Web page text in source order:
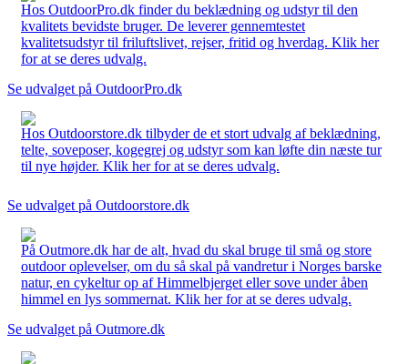
Hos OutdoorPro.dk finder du beklædning og udstyr til den
kvalitets bevidste bruger. De leverer gennemtestet
kvalitetsudstyr til friluftslivet, rejser, fritid og hverdag. Klik her
for at se deres udvalg.
Se udvalget på OutdoorPro.dk
Hos Outdoorstore.dk tilbyder de et stort udvalg af beklædning,
telte, soveposer, kogegrej og udstyr som kan løfte din næste tur
til nye højder. Klik her for at se deres udvalg.
Se udvalget på Outdoorstore.dk
På Outmore.dk har de alt, hvad du skal bruge til små og store
outdoor oplevelser, om du så skal på vandretur i Norges barske
natur, en cykeltur op af Himmelbjerget eller sove under åben
himmel en lys sommernat. Klik her for at se deres udvalg.
Se udvalget på Outmore.dk